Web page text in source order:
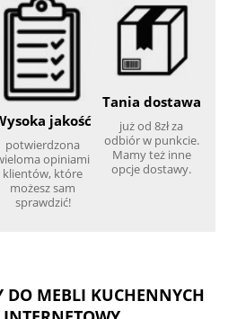
jakość
potwierdzona
opiniami
klientów, które
możesz sam
sprawdzić!
Tania dostawa
już od 8zł za
odbiór w punkcie.
Mamy też inne
opcje dostawy.
DO MEBLI KUCHENNYCH